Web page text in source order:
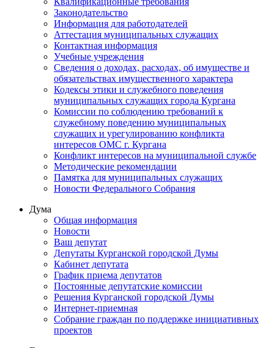
Законодательство
Информация для работодателей
Аттестация муниципальных служащих
Контактная информация
Учебные учреждения
Сведения о доходах, расходах, об имуществе и
обязательствах имущественного характера
Кодексы этики и служебного поведения
муниципальных служащих города Кургана
Комиссии по соблюдению требований к
служебному поведению муниципальных
служащих и урегулированию конфликта
интересов ОМС г. Кургана
Конфликт интересов на муниципальной службе
Методические рекомендации
Памятка для муниципальных служащих
Новости Федерального Cобрания
Дума
Общая информация
Новости
Ваш депутат
Депутаты Курганской городской Думы
Кабинет депутата
График приема депутатов
Постоянные депутатские комиссии
Решения Курганской городской Думы
Интернет-приемная
Собрание граждан по поддержке инициативных
проектов